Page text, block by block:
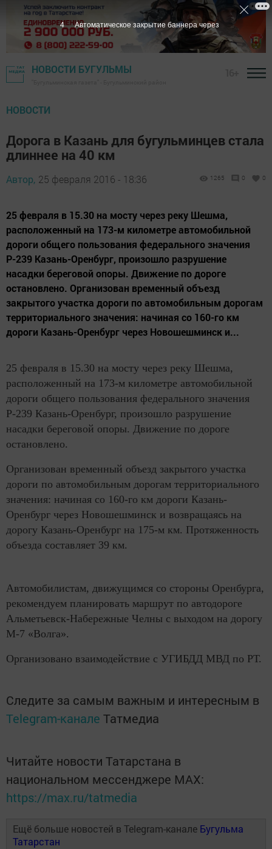
НОВОСТИ БУГУЛЬМЫ
НОВОСТИ
Дорога в Казань для бугульминцев стала
длиннее на 40 км
Автор, 25 февраля 2016 - 18:36 1265 0 0
25 февраля в 15.30 на мосту через реку Шешма,
расположенный на 173-м километре автомобильной
дороги общего пользования федерального значения
Р-239 Казань-Оренбург, произошло разрушение
насадки береговой опоры. Движение по дороге
остановлено. Организован временный объезд
закрытого участка дороги по автомобильным дорогам
территориального значения: начиная со 160-го км
дороги Казань-Оренбург через Новошешминск и...
25 февраля в 15.30 на мосту через реку Шешма,
расположенный на 173-м километре автомобильной
дороги общего пользования федерального значения
Р-239 Казань-Оренбург, произошло разрушение
насадки береговой опоры. Движение по дороге
остановлено.
Организован временный объезд закрытого участка
дороги по автомобильным дорогам территориального
значения: начиная со 160-го км дороги Казань-
Оренбург через Новошешминск и возвращаясь на
дорогу Казань-Оренбург на 175-м км. Протяженность
объезда составляет 39 км.
Автомобилистам, движущимся со стороны Оренбурга,
рекомендуем планировать маршрут по автодороге
Альметьевск-Набережные Челны с выходом на дорогу
М-7 «Волга».
Организовано взаимодействие с УГИБДД МВД по РТ.
Следите за самым важным и интересным в
Telegram-канале Татмедиа
Читайте новости Татарстана в
национальном мессенджере MАХ:
https://max.ru/tatmedia
Ещё больше новостей в Telegram-канале Бугульма
Татарстан
3 Автоматическое закрытие баннера через